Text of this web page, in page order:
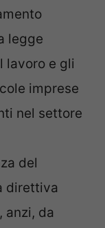
legge
lavoro e gli
imprese
nel settore
del
direttiva
anzi, da